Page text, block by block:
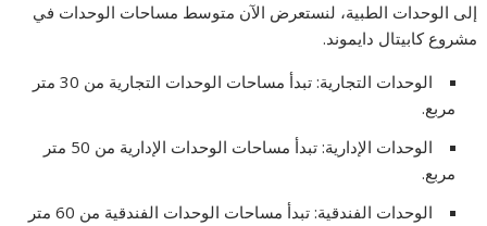
إلى الوحدات الطبية، لنستعرض الآن متوسط مساحات الوحدات في
مشروع كابيتال دايموند.
الوحدات التجارية: تبدأ مساحات الوحدات التجارية من 30 متر
مربع.
الوحدات الإدارية: تبدأ مساحات الوحدات الإدارية من 50 متر
مربع.
الوحدات الفندقية: تبدأ مساحات الوحدات الفندقية من 60 متر